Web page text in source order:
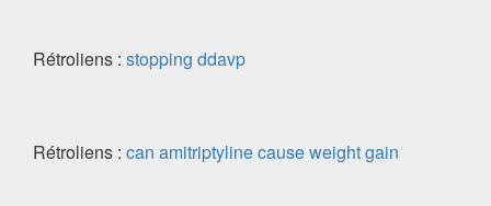
Rétroliens : stopping ddavp
Rétroliens : can amitriptyline cause weight gain